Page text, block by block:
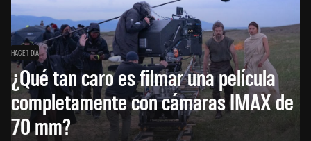
HACE 1 DÍA
¿Qué tan caro es filmar una película
completamente con cámaras IMAX de
70 mm?